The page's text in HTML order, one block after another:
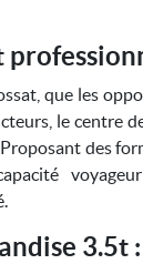
que les
le centre
des
3.5t